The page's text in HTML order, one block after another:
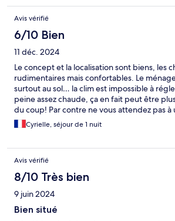
sauf si c’est pour se poser quelques heures
Avis vérifié
6/10 Bien
11 déc. 2024
Le concept et la localisation sont biens, les
rudimentaires mais confortables. Le
surtout au sol… la clim est impossible à
peine assez chaude, ça en fait peut être
du coup! Par contre ne vous attendez pas à
exceptionnel: amabilité minimale, 15£ de
ce soit pour avant votre Check in ou après
Cyrielle, séjour de 1 nuit
Avis vérifié
8/10 Très bien
9 juin 2024
Bien situé